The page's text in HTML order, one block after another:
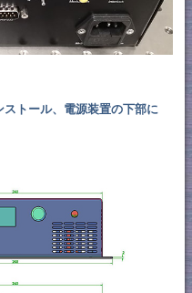
トール、電源装置の下部に